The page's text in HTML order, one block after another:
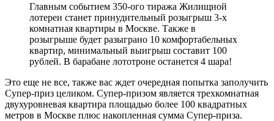
Главным событием 350-ого тиража Жилищной
лотереи станет принудительный розыгрыш 3-х
комнатная квартиры в Москве. Также в
розыгрыше будет разыграно 10 комфортабельных
квартир, минимальный выигрыш составит 100
рублей. В барабане лототроне останется 4 шара!
Это еще не все, также вас ждет очередная попытка заполучить
Супер-приз целиком. Супер-призом является трехкомнатная
двухуровневая квартира площадью более 100 квадратных
метров в Москве плюс накопленная сумма Супер-приза.